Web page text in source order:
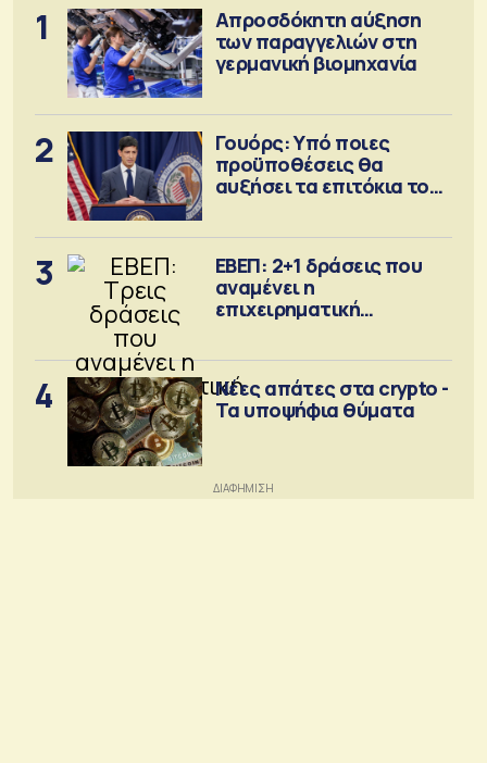
1
Απροσδόκητη αύξηση
των παραγγελιών στη
γερμανική βιομηχανία
2
Γουόρς: Υπό ποιες
προϋποθέσεις θα
αυξήσει τα επιτόκια τον
3
ΕΒΕΠ: 2+1 δράσεις που
αναμένει η
επιχειρηματική
4
Νέες απάτες στα crypto -
Τα υποψήφια θύματα